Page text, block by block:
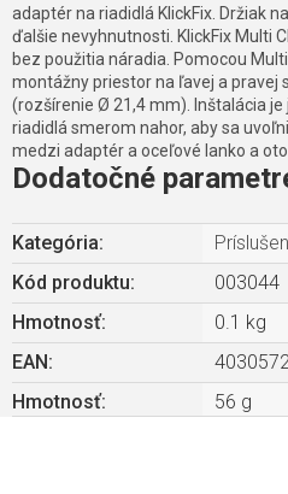
adaptér na riadidlá KlickFix. Držiak
ďalšie nevyhnutnosti. KlickFix Multi
bez použitia náradia. Pomocou
montážny priestor na ľavej a pravej
(rozšírenie Ø 21,4 mm). Inštalácia
riadidlá smerom nahor, aby sa
medzi adaptér a oceľové lanko a
Dodatočné
Kategória:
Kód produktu:
003044
Hmotnosť:
0.1 kg
EAN :
Hmotnosť: 56 g